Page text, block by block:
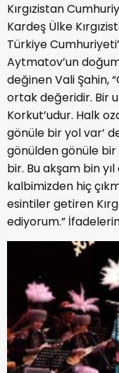
Kırgızistan
Kardeş Ülke
Türkiye
Aytmatov’un
değinen Vali Şahin,
ortak değeridir. Bir
Korkut’udur. Halk
gönüle bir yol var’
gönülden gönüle bir
bir. Bu akşam bin yıl
kalbimizden hiç
esintiler getiren
ediyorum.”